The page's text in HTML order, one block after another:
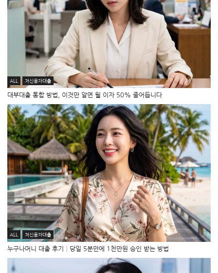
ALL 저신용자대출
대부대출 통합 방법, 이것만 알면 월 이자 50% 줄어듭니다
ALL 저신용자대출
누구나머니 대출 후기│당일 5분만에 1천만원 승인 받는 방법